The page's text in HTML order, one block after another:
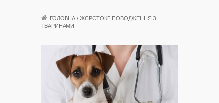
ГОЛОВНА / ЖОРСТОКЕ ПОВОДЖЕННЯ З
ТВАРИНАМИ